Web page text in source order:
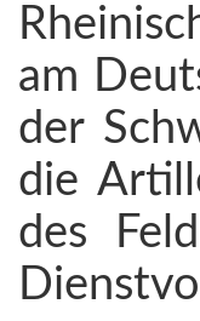
am
der
die
des